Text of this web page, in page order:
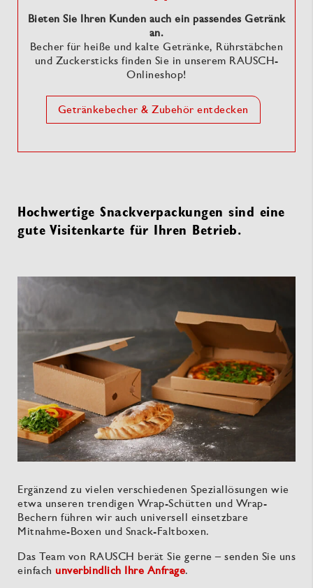
Bieten Sie Ihren Kunden auch ein passendes Getränk
an.
Becher für heiße und kalte Getränke, Rührstäbchen
und Zuckersticks finden Sie in unserem RAUSCH-
Onlineshop!
Getränkebecher & Zubehör entdecken
Hochwertige Snackverpackungen sind eine
gute Visitenkarte für Ihren Betrieb.
Ergänzend zu vielen verschiedenen Speziallösungen wie
etwa unseren trendigen Wrap-Schütten und Wrap-
Bechern führen wir auch universell einsetzbare
Mitnahme-Boxen und Snack-Faltboxen.
Das Team von RAUSCH berät Sie gerne – senden Sie uns
einfach unverbindlich Ihre Anfrage.